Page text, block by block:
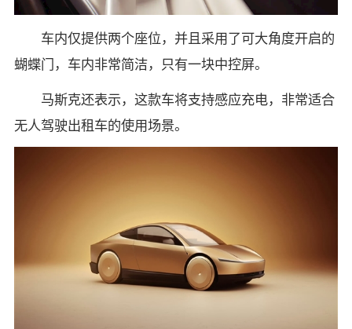
车内仅提供两个座位，并且采用了可大角度开启的
蝴蝶门，车内非常简洁，只有一块中控屏。
马斯克还表示，这款车将支持感应充电，非常适合
无人驾驶出租车的使用场景。